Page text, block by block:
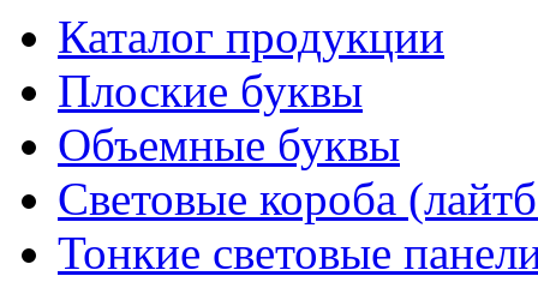
Каталог продукции
Плоские буквы
Объемные буквы
Световые короба
Тонкие световые